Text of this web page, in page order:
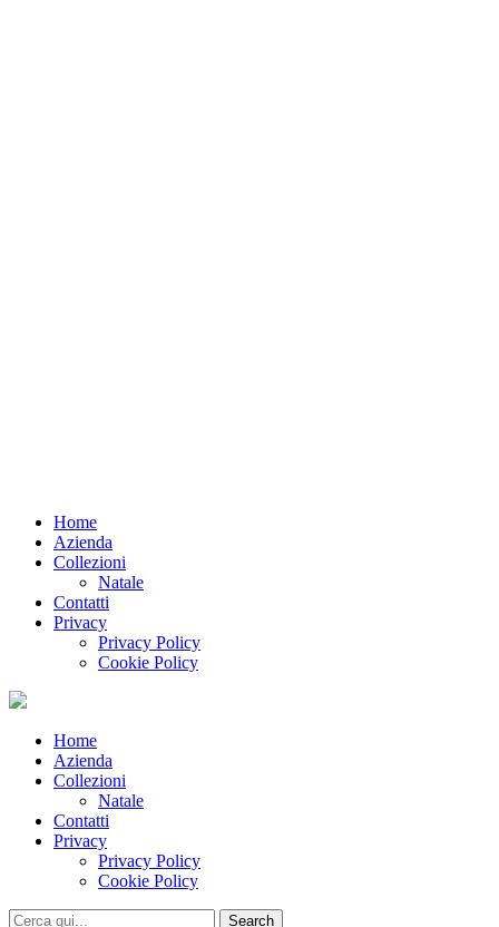
Home
Azienda
Collezioni
Natale
Contatti
Privacy
Privacy Policy
Cookie Policy
Home
Azienda
Collezioni
Natale
Contatti
Privacy
Privacy Policy
Cookie Policy